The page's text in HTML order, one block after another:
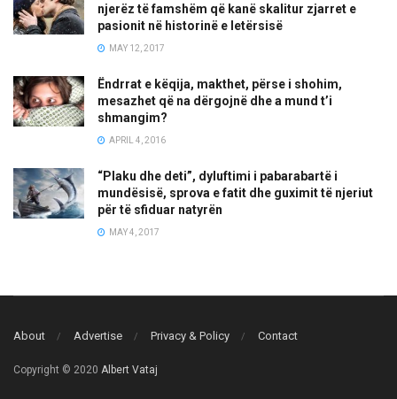
njerëz të famshëm që kanë skalitur zjarret e
pasionit në historinë e letërsisë
MAY 12, 2017
Ëndrrat e këqija, makthet, përse i shohim,
mesazhet që na dërgojnë dhe a mund t’i
shmangim?
APRIL 4, 2016
“Plaku dhe deti”, dyluftimi i pabarabartë i
mundësisë, sprova e fatit dhe guximit të njeriut
për të sfiduar natyrën
MAY 4, 2017
About Advertise Privacy & Policy Contact
Copyright © 2020 Albert Vataj